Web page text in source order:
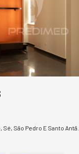
São Pedro E Santo Antã...